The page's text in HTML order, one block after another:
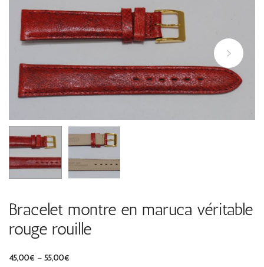
Bracelet montre en maruca véritable
rouge rouille
45,00€ – 55,00€